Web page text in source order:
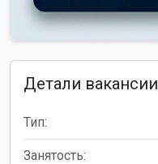
Детали вакансии
Тип:
Занятость: